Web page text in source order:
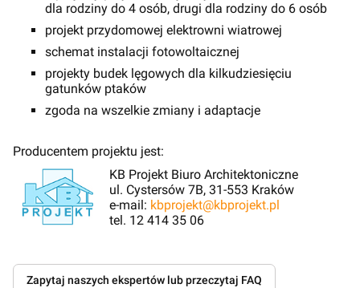
dla rodziny do 4 osób, drugi dla rodziny do 6 osób
projekt przydomowej elektrowni wiatrowej
schemat instalacji fotowoltaicznej
projekty budek lęgowych dla kilkudziesięciu
gatunków ptaków
zgoda na wszelkie zmiany i adaptacje
Producentem projektu jest:
KB Projekt Biuro Architektoniczne
ul. Cystersów 7B, 31-553 Kraków
e-mail: kbprojekt@kbprojekt.pl
tel. 12 414 35 06
Zapytaj naszych ekspertów lub przeczytaj FAQ